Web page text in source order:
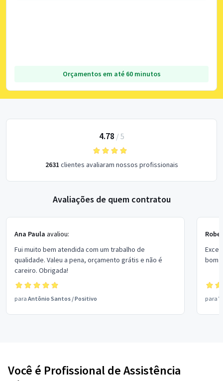
Orçamentos em até 60 minutos
4.78 / 5
2631 clientes avaliaram nossos profissionais
Avaliações de quem contratou
Ana Paula avaliou:
Fui muito bem atendida com um trabalho de
qualidade. Valeu a pena, orçamento grátis e não é
careiro. Obrigada!
para Antônio Santos /Positivo
bom
para
Você é Profissional de Assistência